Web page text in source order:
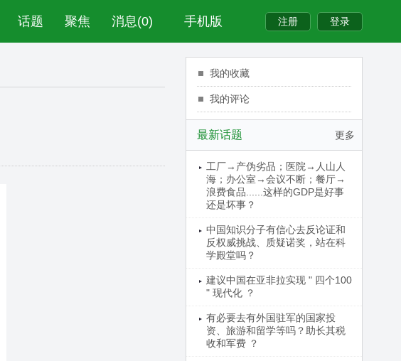
话题 聚焦 消息(0) 手机版
我的收藏
我的评论
更多
最新话题
工厂→产伪劣品；医院→人山人
海；办公室→会议不断；餐厅→
浪费食品......这样的GDP是好事
还是坏事？
中国知识分子有信心去反论证和
反权威挑战、质疑诺奖，站在科
学殿堂吗？
建议中国在亚非拉实现 " 四个100
" 现代化 ？
有必要去有外国驻军的国家投
资、旅游和留学等吗？助长其税
收和军费 ？